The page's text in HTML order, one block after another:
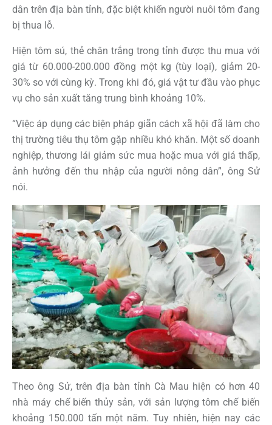
dân trên địa bàn tỉnh, đặc biệt khiến người nuôi tôm đang
bị thua lỗ.
Hiện tôm sú, thẻ chân trắng trong tỉnh được thu mua với
giá từ 60.000-200.000 đồng một kg (tùy loại), giảm 20-
30% so với cùng kỳ. Trong khi đó, giá vật tư đầu vào phục
vụ cho sản xuất tăng trung bình khoảng 10%.
“Việc áp dụng các biện pháp giãn cách xã hội đã làm cho
thị trường tiêu thụ tôm gặp nhiều khó khăn. Một số doanh
nghiệp, thương lái giảm sức mua hoặc mua với giá thấp,
ảnh hưởng đến thu nhập của người nông dân”, ông Sử
nói.
Theo ông Sử, trên địa bàn tỉnh Cà Mau hiện có hơn 40
nhà máy chế biến thủy sản, với sản lượng tôm chế biến
khoảng 150.000 tấn một năm. Tuy nhiên, hiện nay các